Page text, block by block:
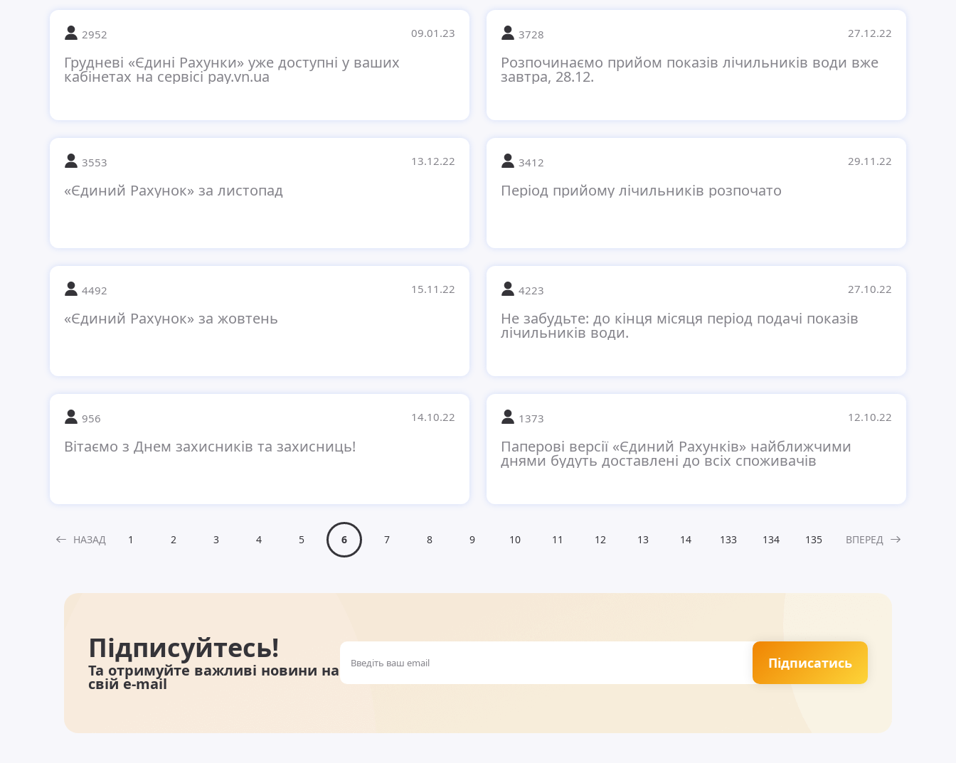
2952 09.01.23
Грудневі «Єдині Рахунки» уже доступні у ваших
кабінетах на сервісі pay.vn.ua
3728 27.12.22
Розпочинаємо прийом показів лічильників води вже
завтра, 28.12.
3553 13.12.22
«Єдиний Рахунок» за листопад
3412 29.11.22
Період прийому лічильників розпочато
4492 15.11.22
«Єдиний Рахунок» за жовтень
4223 27.10.22
Не забудьте: до кінця місяця період подачі показів
лічильників води.
956 14.10.22
Вітаємо з Днем захисників та захисниць!
1373 12.10.22
Паперові версії «Єдиний Рахунків» найближчими
днями будуть доставлені до всіх споживачів
НАЗАД 1 2 3 4 5 6 7 8 9 10 11 12 13 14 133 134 135 ВПЕРЕД
Підписуйтесь!
Та отримуйте важливі новини на
свій e-mail